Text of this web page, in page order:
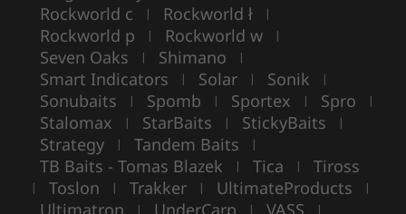
Rockworld c | Rockworld ł |
Rockworld p | Rockworld w |
Seven Oaks | Shimano |
Smart Indicators | Solar | Sonik |
Sonubaits | Spomb | Sportex | Spro |
Stalomax | StarBaits | StickyBaits |
Strategy | Tandem Baits |
TB Baits - Tomas Blazek | Tica | Tiross
| Toslon | Trakker | UltimateProducts |
| | |